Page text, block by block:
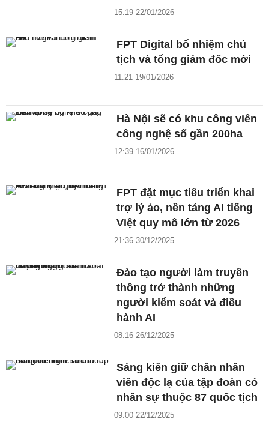
15:19 22/01/2026
FPT Digital bổ nhiệm chủ
tịch và tổng giám đốc mới
11:21 19/01/2026
Hà Nội sẽ có khu công viên
công nghệ số gần 200ha
12:39 16/01/2026
FPT đặt mục tiêu triển khai
trợ lý ảo, nền tảng AI tiếng
Việt quy mô lớn từ 2026
21:36 30/12/2025
Đào tạo người làm truyền
thông trở thành những
người kiểm soát và điều
hành AI
08:16 26/12/2025
Sáng kiến giữ chân nhân
viên độc lạ của tập đoàn có
nhân sự thuộc 87 quốc tịch
09:00 22/12/2025